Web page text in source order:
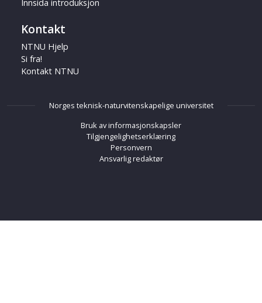
Innsida introduksjon
Kontakt
NTNU Hjelp
Si fra!
Kontakt NTNU
Norges teknisk-naturvitenskapelige universitet
Bruk av informasjonskapsler
Tilgjengelighetserklæring
Personvern
Ansvarlig redaktør